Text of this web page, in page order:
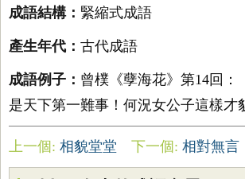
成語結構： 緊縮式成語
產生年代： 古代成語
成語例子： 曾樸《孽海花》第14回：
是天下第一難事！何況女公子這樣才
上一個: 相貌堂堂 下一個: 相對無言